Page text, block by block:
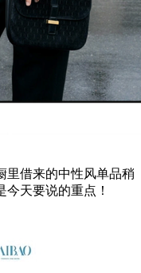
借来的中性风单品稍
天要说的重点！